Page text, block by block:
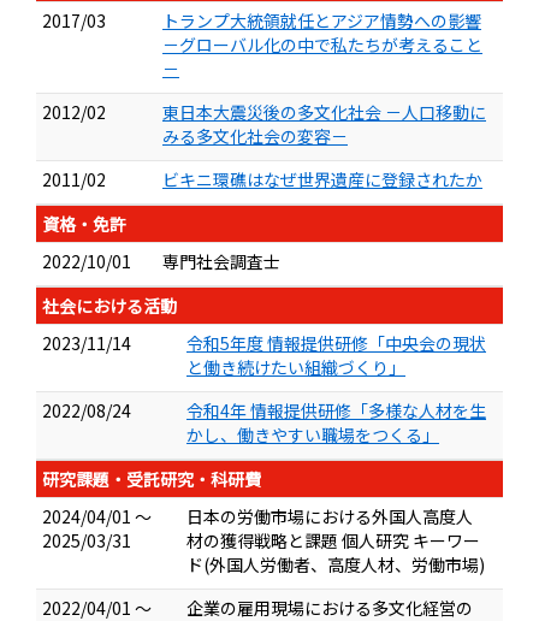
2017/03
トランプ大統領就任とアジア情勢への影響
－グローバル化の中で私たちが考えること
－
2012/02
東日本大震災後の多文化社会 －人口移動に
みる多文化社会の変容－
2011/02
ビキニ環礁はなぜ世界遺産に登録されたか
資格・免許
2022/10/01
専門社会調査士
社会における活動
2023/11/14
令和5年度 情報提供研修「中央会の現状
と働き続けたい組織づくり」
2022/08/24
令和4年 情報提供研修「多様な人材を生
かし、働きやすい職場をつくる」
研究課題・受託研究・科研費
2024/04/01 ～
2025/03/31
日本の労働市場における外国人高度人
材の獲得戦略と課題 個人研究 キーワー
ド(外国人労働者、高度人材、労働市場)
2022/04/01 ～
企業の雇用現場における多文化経営の